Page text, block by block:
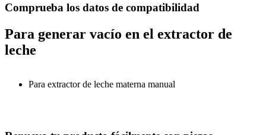
Comprueba los datos de compatibilidad
Para generar vacío en el extractor de
leche
Para extractor de leche materna manual